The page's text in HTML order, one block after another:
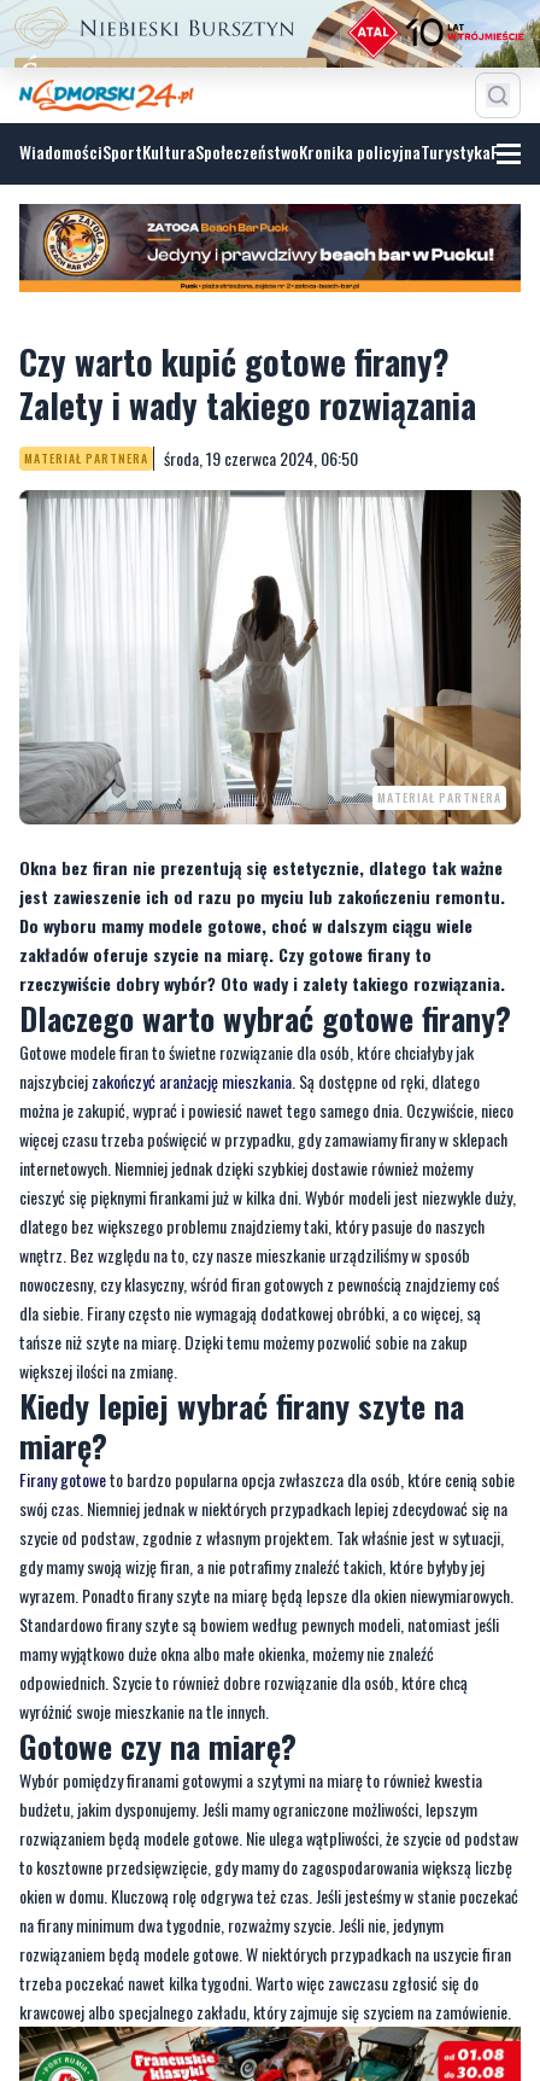
WiadomościSportKulturaSpołeczeństwoKronika policyjnaTurystyka
Czy warto kupić gotowe firany?
MATERIAŁ PARTNERA środa, 19 czerwca 2024, 06:50
MATERIAŁ PARTNERA
Okna bez firan nie prezentują się estetycznie, dlatego tak ważne
jest zawieszenie ich od razu po myciu lub zakończeniu remontu.
zakładów oferuje szycie na miarę. Czy gotowe firany to
rzeczywiście dobry wybór? Oto wady i zalety takiego rozwiązania.
Dlaczego warto wybrać gotowe firany?
Gotowe modele firan to świetne rozwiązanie dla osób, które chciałyby jak
najszybciejzakończyć aranżację mieszkania . Są dostępne od ręki, dlatego
można je zakupić, wyprać i powiesić nawet tego samego dnia. Oczywiście, nieco
więcej czasu trzeba poświęcić w przypadku, gdy zamawiamy firany w sklepach
internetowych. Niemniej jednak dzięki szybkiej dostawie również możemy
cieszyć się pięknymi firankami już w kilka dni. Wybór modeli jest niezwykle duży,
dlatego bez większego problemu znajdziemy taki, który pasuje do naszych
wnętrz. Bez względu na to, czy nasze mieszkanie urządziliśmy w sposób
nowoczesny, czy klasyczny, wśród firan gotowych z pewnością znajdziemy coś
dla siebie. Firany często nie wymagają dodatkowej obróbki, a co więcej, są
tańsze niż szyte na miarę. Dzięki temu możemy pozwolić sobie na zakup
większej ilości na zmianę.
Kiedy lepiej wybrać firany szyte na
miarę?
Firany gotowe to bardzo popularna opcja zwłaszcza dla osób, które cenią sobie
swój czas. Niemniej jednak w niektórych przypadkach lepiej zdecydować się na
szycie od podstaw, zgodnie z własnym projektem. Tak właśnie jest w sytuacji,
gdy mamy swoją wizję firan, a nie potrafimy znaleźć takich, które byłyby jej
wyrazem. Ponadto firany szyte na miarę będą lepsze dla okien niewymiarowych.
Standardowo firany szyte są bowiem według pewnych modeli, natomiast jeśli
mamy wyjątkowo duże okna albo małe okienka, możemy nie znaleźć
odpowiednich. Szycie to również dobre rozwiązanie dla osób, które chcą
wyróżnić swoje mieszkanie na tle innych.
Gotowe czy na miarę?
Wybór pomiędzy firanami gotowymi a szytymi na miarę to również kwestia
budżetu, jakim dysponujemy. Jeśli mamy ograniczone możliwości, lepszym
rozwiązaniem będą modele gotowe. Nie ulega wątpliwości, że szycie od podstaw
to kosztowne przedsięwzięcie, gdy mamy do zagospodarowania większą liczbę
okien w domu. Kluczową rolę odgrywa też czas. Jeśli jesteśmy w stanie poczekać
na firany minimum dwa tygodnie, rozważmy szycie. Jeśli nie, jedynym
rozwiązaniem będą modele gotowe. W niektórych przypadkach na uszycie firan
trzeba poczekać nawet kilka tygodni. Warto więc zawczasu zgłosić się do
krawcowej albo specjalnego zakładu, który zajmuje się szyciem na zamówienie.